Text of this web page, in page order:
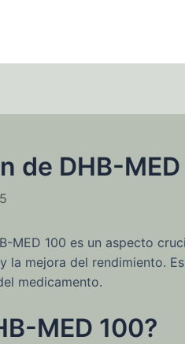
de DHB-
MED 100 es un aspecto
la mejora del rendimiento.
medicamento.
MED 100?